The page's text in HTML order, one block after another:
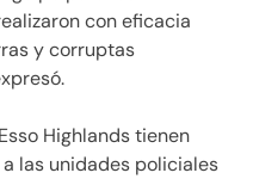
con eficacia
y corruptas
Highlands tienen
las unidades policiales